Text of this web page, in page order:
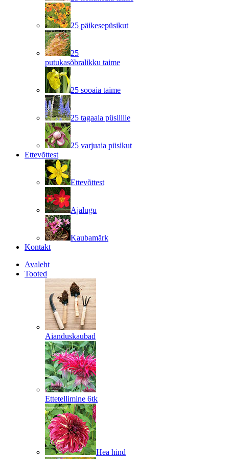
25 päikesepüsikut
25
putukasõbralikku taime
25 sooaia taime
25 tagaaia püsilille
25 varjuaia püsikut
Ettevõttest
Ettevõttest
Ajalugu
Kaubamärk
Kontakt
Avaleht
Tooted
Aianduskaubad
Ettetellimine 6tk
Hea hind